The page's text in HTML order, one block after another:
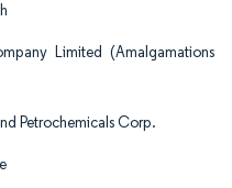
Limited (Amalgamations
Petrochemicals Corp.